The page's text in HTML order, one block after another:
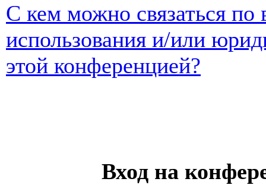
С кем можно связаться по
использования и/или
этой конференцией?
Вход на